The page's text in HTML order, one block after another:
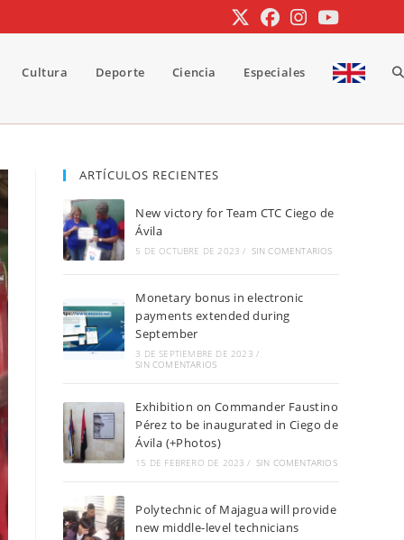
Cultura Deporte Ciencia Especiales
ARTÍCULOS RECIENTES
New victory for Team CTC Ciego de
Ávila
5 DE OCTUBRE DE 2023 / SIN COMENTARIOS
Monetary bonus in electronic
payments extended during
September
3 DE SEPTIEMBRE DE 2023 /
SIN COMENTARIOS
Exhibition on Commander Faustino
Pérez to be inaugurated in Ciego de
Ávila (+Photos)
15 DE FEBRERO DE 2023 / SIN COMENTARIOS
Polytechnic of Majagua will provide
new middle-level technicians